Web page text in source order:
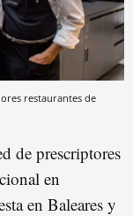
restaurantes de
de prescriptores
en
en Baleares y